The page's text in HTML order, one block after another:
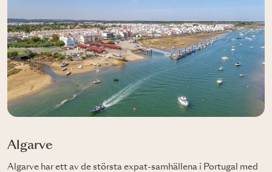
Algarve
Algarve har ett av de största expat-samhällena i Portugal med